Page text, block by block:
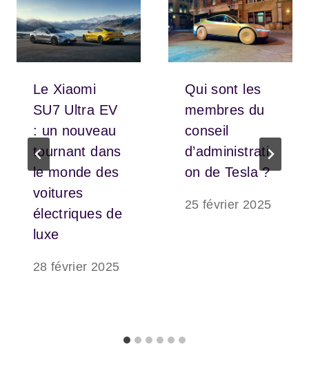
Le Xiaomi
SU7 Ultra EV
: un nouveau
tournant dans
le monde des
voitures
électriques de
luxe
28 février 2025
Qui sont les
membres du
conseil
d’administrati
on de Tesla ?
25 février 2025